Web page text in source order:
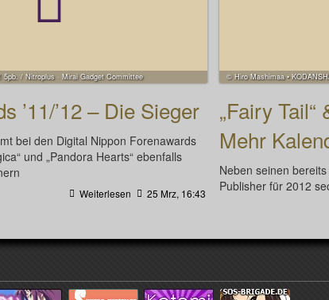
5pb. / Nitroplus · Mirai Gadget Committee
’11/’12 – Die Sieger
bei den Digital Nippon Forenawards
und „Pandora Hearts“ ebenfalls
Weiterlesen 25 Mrz, 16:43
© Hiro Mashimaa •
„Fairy Tail“
Mehr
Neben seinen
Publisher für 2012